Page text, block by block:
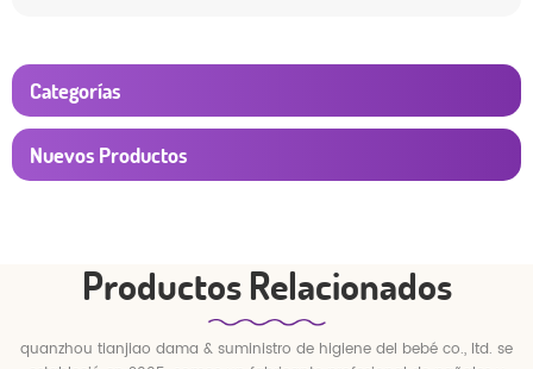
Categorías
Nuevos Productos
Productos Relacionados
quanzhou tianjiao dama & suministro de higiene del bebé co., ltd. se